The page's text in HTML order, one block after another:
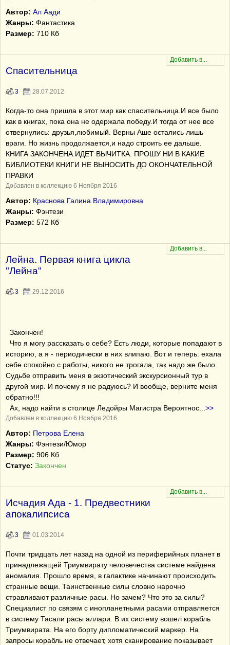
Автор: Ал Аади
Жанры: Фантастика
Размер: 710 Кб
Спасительница
3 28.07.2012
Когда-то она пришла в этот мир как спасительница.И все было
как в книгах, пока она не одержала победу.И тогда от нее все
отвернулись: друзья,любимый. Верны Аше остались лишь
враги. Но жизнь продолжается,и надо строить ее дальше.
КНИГА ЗАКОНЧЕНА.ИДЕТ ВЫЧИТКА. ПРОШУ НИ В КАКИЕ
БИБЛИОТЕКИ КНИГИ НЕ ВЫНОСИТЬ ДО ОКОНЧАТЕЛЬНОЙ
ПРАВКИ
Добавлен в коллекцию 6 Ноября 2016
Автор: Краснова Галина Владимировна
Жанры: Фэнтези
Размер: 572 Кб
Лейна. Первая книга цикла
"Лейна"
3 29.12.2016
Закончен!
Что я могу рассказать о себе? Есть люди, которые попадают в
историю, а я - периодически в них влипаю. Вот и теперь: ехала
себе спокойно с работы, никого не трогала, так надо же было
Судьбе отправить меня в экзотический экскурсионный тур в
другой мир. И почему я не радуюсь? И вообще, верните меня
обратно!!!
Ах, надо найти в столице Ледойры Магистра Вероятнос
>>
Добавлен в коллекцию 6 Ноября 2016
Автор: Петрова Елена
Жанры: Фэнтези/Юмор
Размер: 906 Кб
Статус: Закончен
Исчадия Ада - 1. Предвестники
апокалипсиса
3 01.03.2014
Почти тридцать лет назад на одной из периферийных планет в
принадлежащей Триумвирату человечества системе найдена
аномалия. Прошло время, в галактике начинают происходить
странные вещи. Таинственные силы словно нарочно
стравливают различные расы. Но зачем? Что это за силы?
Специалист по связям с инопланетными расами отправляется
в систему Тасали расы аллари. В их систему вошел корабль
Триумвирата. На его борту дипломатический маркер. На
запросы корабль не отвечает, хотя сканирование показывает